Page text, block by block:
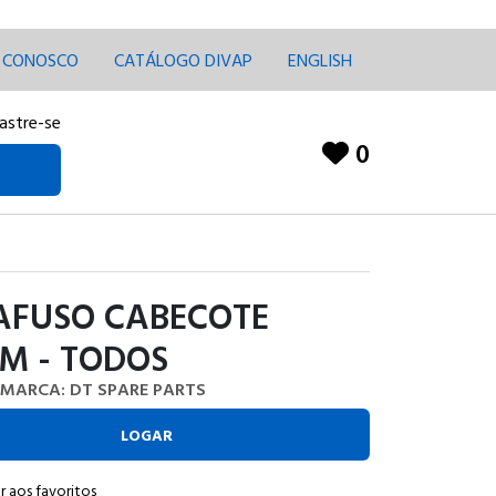
CATÁLOGO DIVAP ENGLISH
se
0
CABECOTE
- TODOS
MARCA: DT SPARE PARTS
LOGAR
aos favoritos